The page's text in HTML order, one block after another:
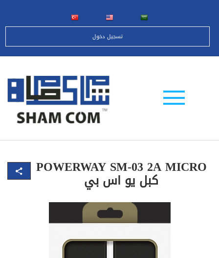
تسجيل دخول
POWERWAY SM-03 2A MICRO
كبل يو اس بي